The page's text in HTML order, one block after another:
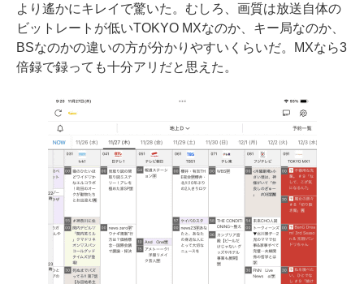
より遙かにキレイで驚いた。むしろ、画質は放送自体の
ビットレートが低いTOKYO MXなのか、キー局なのか、
BSなのかの違いの方が分かりやすいくらいだ。MXなら3
倍録で録っても十分アリだと思えた。